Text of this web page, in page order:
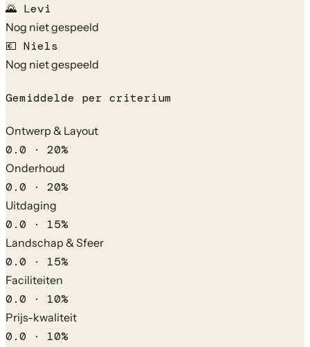
🌄 Levi
Nog niet gespeeld
💶 Niels
Nog niet gespeeld
Gemiddelde per criterium
Ontwerp & Layout
0.0 · 20%
Onderhoud
0.0 · 20%
Uitdaging
0.0 · 15%
Landschap & Sfeer
0.0 · 15%
Faciliteiten
0.0 · 10%
Prijs-kwaliteit
0.0 · 10%